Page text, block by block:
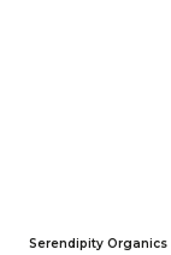
Serendipity Organics